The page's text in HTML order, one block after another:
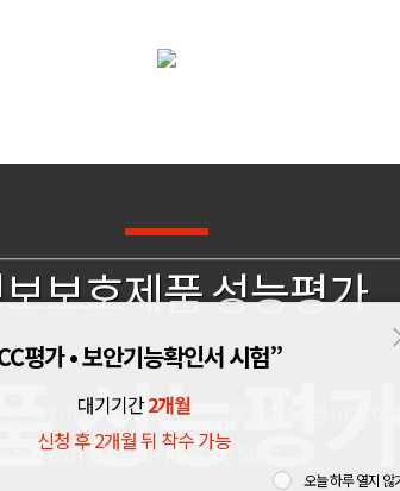
보호제품 성능평가
성능평
능평가 : 02-6949-4062
동 651) 문정역테라타워 A동 513호
평가 • 보안기능확인서 시험”
대기기간2개월
신청 후 2개월 뒤 착수 가능
오늘 하루 열지 않